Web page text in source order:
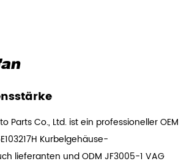
Parts Co., Ltd. ist ein professionellerOEM
Kurbelgehäuse-
lieferanten undODM JF3005-1 VAG